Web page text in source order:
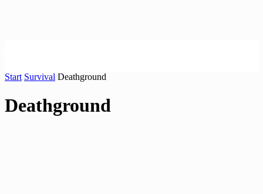
Start Survival Deathground
Deathground